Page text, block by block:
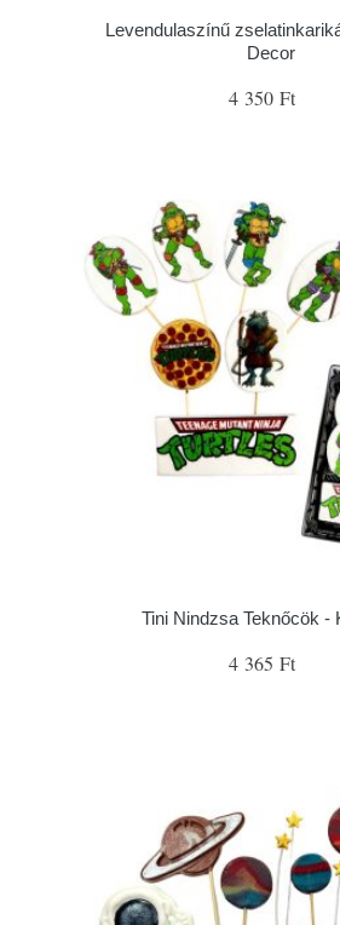
Levendulaszínű
Decor
4 350 Ft
Tini Nindzsa Teknőcök -
4 365 Ft